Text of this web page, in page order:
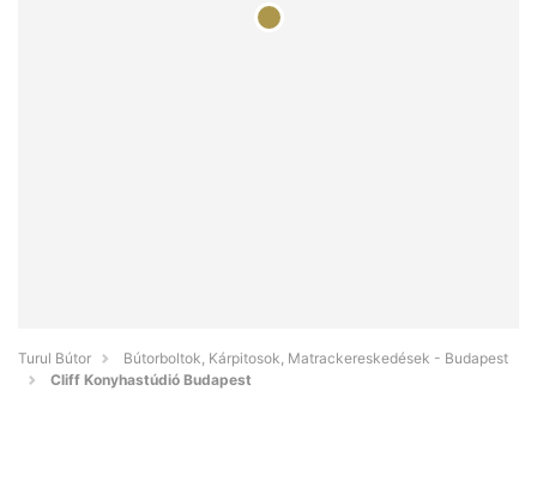
Turul Bútor
Bútorboltok, Kárpitosok, Matrackereskedések - Budapest
Cliff Konyhastúdió Budapest